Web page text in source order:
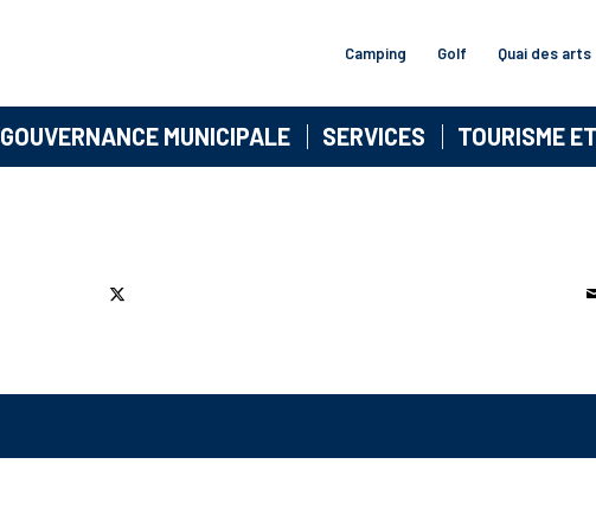
Camping Golf Quai des arts
GOUVERNANCE MUNICIPALE SERVICES TOURISME